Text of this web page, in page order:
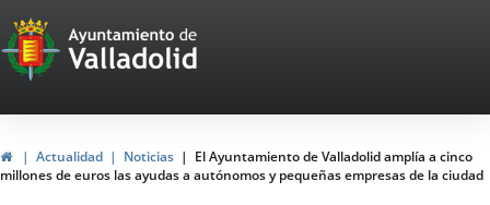
Portal
Web
del
Ayuntamiento
HomeActualidad Noticias
El Ayuntamiento de Valladolid amplía a cinco
millones de euros las ayudas a autónomos y pequeñas empresas de la ciudad